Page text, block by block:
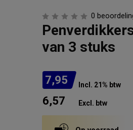
0
van 3 stuks
7,95 Incl. 21% btw
6,57 Excl. btw